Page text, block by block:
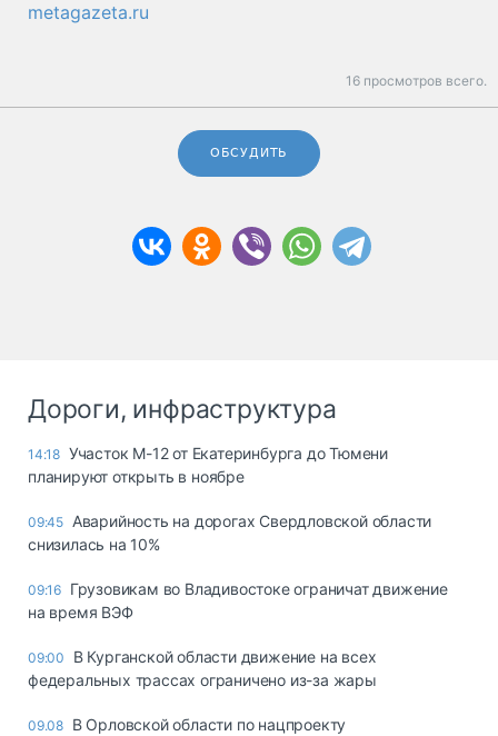
metagazeta.ru
16 просмотров всего.
ОБСУДИТЬ
Дороги, инфраструктура
14:18 Участок М-12 от Екатеринбурга до Тюмени
планируют открыть в ноябре
09:45 Аварийность на дорогах Свердловской области
снизилась на 10%
09:16 Грузовикам во Владивостоке ограничат движение
на время ВЭФ
09:00
В Курганской области движение на всех
федеральных трассах ограничено из-за жары
09.08 В Орловской области по нацпроекту